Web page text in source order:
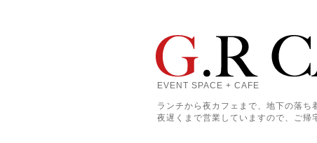
EVENT SPACE + CAFE
ランチから夜カフェまで、地下の落ち
夜遅くまで営業していますので、ご